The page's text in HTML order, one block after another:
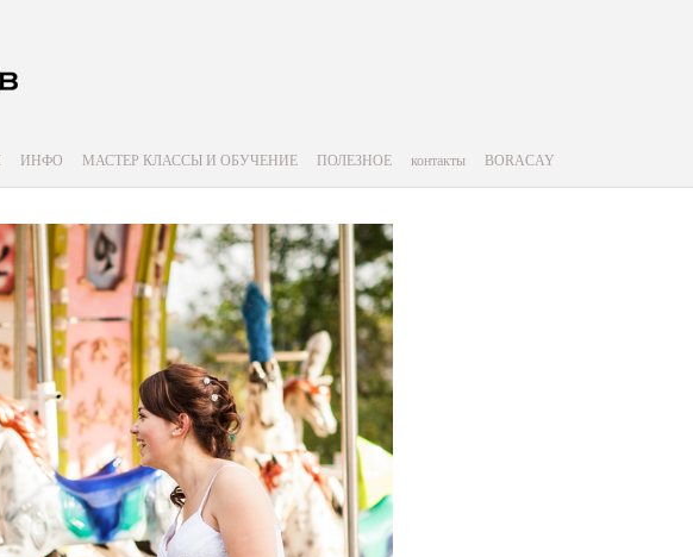
ИНФО МАСТЕР КЛАССЫ И ОБУЧЕНИЕ ПОЛЕЗНОЕ контакты BORACAY